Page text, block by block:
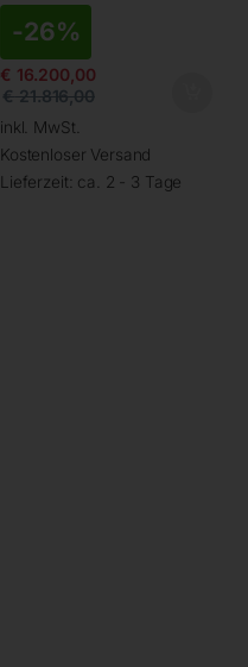
-26%
€ 16.200,00
€21.816,00
inkl. MwSt.
Kostenloser Versand
Lieferzeit: ca. 2 - 3 Tage